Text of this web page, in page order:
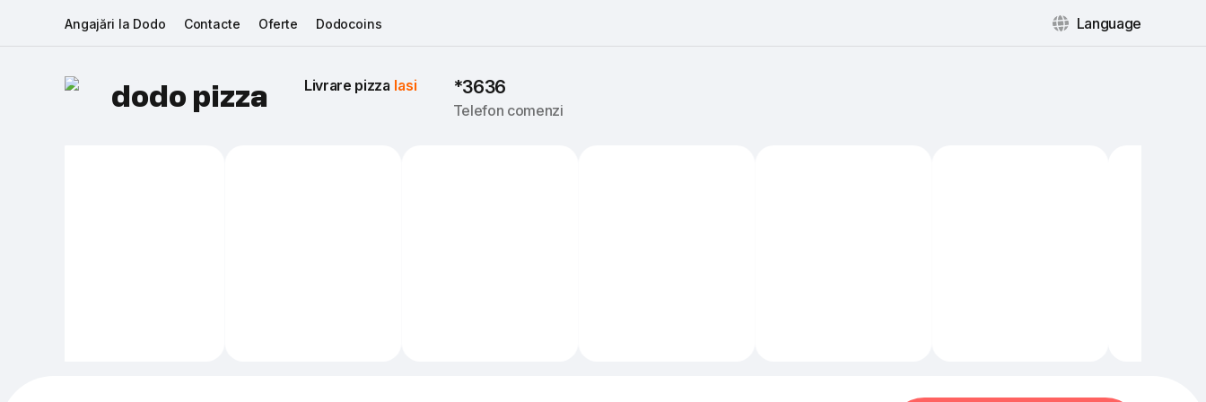
Angajări la Dodo Contacte Oferte Dodocoins Language
dodo pizza Livrare pizza Iasi *3636
Telefon comenzi